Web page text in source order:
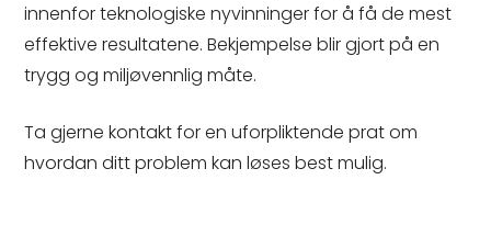
innenfor teknologiske nyvinninger for å få de mest
effektive resultatene. Bekjempelse blir gjort på en
trygg og miljøvennlig måte.
Ta gjerne kontakt for en uforpliktende prat om
hvordan ditt problem kan løses best mulig.